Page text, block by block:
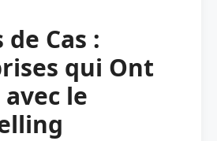
de Cas :
qui Ont
avec le